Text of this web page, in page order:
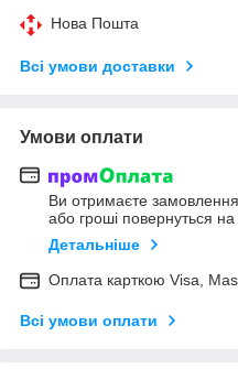
Нова Пошта
Всі умови доставки
Умови оплати
Ви отримаєте замовлення
або гроші повернуться
Детальніше
Оплата карткою Visa,
Всі умови оплати